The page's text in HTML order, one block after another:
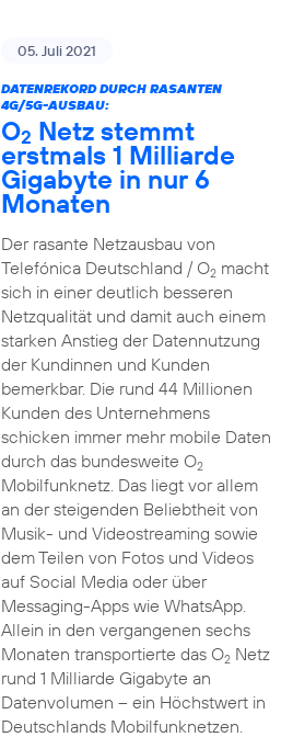
05. Juli 2021
DATENREKORD DURCH RASANTEN
4G/5G-AUSBAU:
O2 Netz stemmt
erstmals 1 Milliarde
Gigabyte in nur 6
Monaten
Der rasante Netzausbau von
Telefónica Deutschland / O2macht
sich in einer deutlich besseren
Netzqualität und damit auch einem
starken Anstieg der Datennutzung
der Kundinnen und Kunden
bemerkbar. Die rund 44 Millionen
Kunden des Unternehmens
schicken immer mehr mobile Daten
durch das bundesweite O2
Mobilfunknetz. Das liegt vor allem
an der steigenden Beliebtheit von
Musik- und Videostreaming sowie
dem Teilen von Fotos und Videos
auf Social Media oder über
Messaging-Apps wie WhatsApp.
Allein in den vergangenen sechs
Monaten transportierte das O2Netz
rund 1 Milliarde Gigabyte an
Datenvolumen – ein Höchstwert in
Deutschlands Mobilfunknetzen.